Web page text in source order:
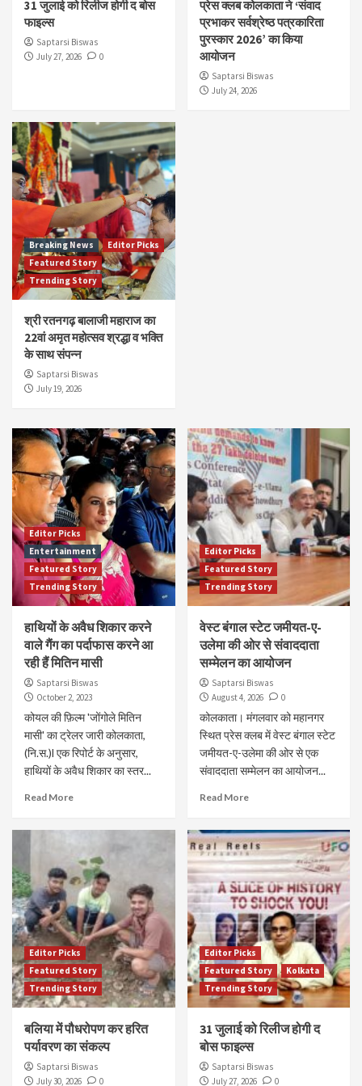
Breaking News Editor Picks
Featured Story
श्री रतनगढ़ बालाजी महाराज का 22वां अमृत महोत्सव श्रद्धा व
भक्ति के साथ संपन्न
31 जुलाई को रिलीज होगी द बोस
फाइल्स
Saptarsi Biswas
July 27, 2026
0
प्रेस क्लब कोलकाता ने ‘संवाद
प्रभाकर सर्वश्रेष्ठ पत्रकारिता
पुरस्कार 2026’ का किया
आयोजन
Saptarsi Biswas
July 24, 2026
Breaking News
Editor Picks
Featured Story
Trending Story
श्री रतनगढ़ बालाजी महाराज का
22वां अमृत महोत्सव श्रद्धा व भक्ति
के साथ संपन्न
Saptarsi Biswas
July 19, 2026
Editor Picks
Entertainment
Featured Story
Trending Story
हाथियों के अवैध शिकार करने
वाले गैंग का पर्दाफास करने आ
रही हैं मितिन मासी
Saptarsi Biswas
October 2, 2023
कोयल की फ़िल्म 'जोंगोले मितिन
मासी' का ट्रेलर जारी कोलकाता,
(नि.स.)l एक रिपोर्ट के अनुसार,
हाथियों के अवैध शिकार का स्तर...
Read More
Editor Picks
Featured Story
Trending Story
वेस्ट बंगाल स्टेट जमीयत-ए-
उलेमा की ओर से संवाददाता
सम्मेलन का आयोजन
Saptarsi Biswas
August 4, 2026
0
कोलकाता। मंगलवार को महानगर
स्थित प्रेस क्लब में वेस्ट बंगाल स्टेट
जमीयत-ए-उलेमा की ओर से एक
संवाददाता सम्मेलन का आयोजन...
Read More
Editor Picks
Featured Story
Trending Story
बलिया में पौधरोपण कर हरित
पर्यावरण का संकल्प
Saptarsi Biswas
July 30, 2026
0
Editor Picks
Featured Story
Kolkata
Trending Story
31 जुलाई को रिलीज होगी द
बोस फाइल्स
Saptarsi Biswas
July 27, 2026
0